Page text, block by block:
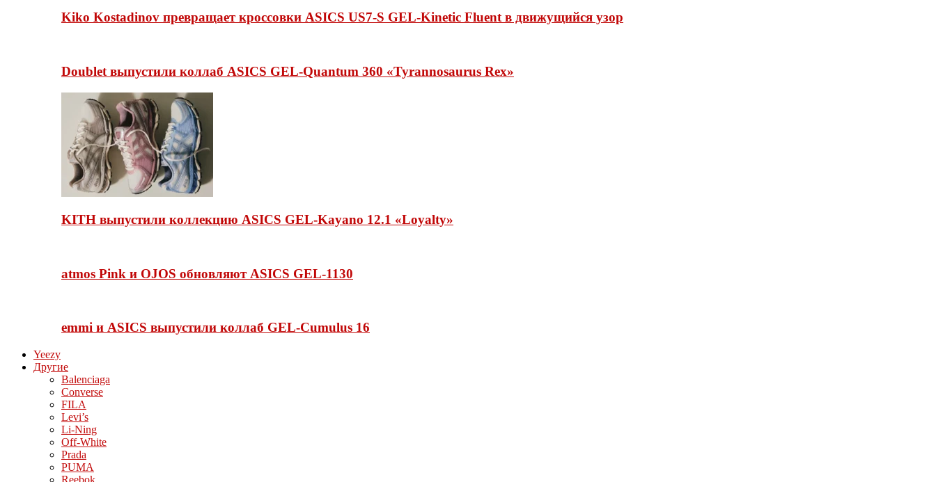
Kiko Kostadinov превращает кроссовки ASICS US7-S GEL-Kinetic Fluent в движущийся узор
Doublet выпустили коллаб ASICS GEL-Quantum 360 «Tyrannosaurus Rex»
KITH выпустили коллекцию ASICS GEL-Kayano 12.1 «Loyalty»
atmos Pink и OJOS обновляют ASICS GEL-1130
emmi и ASICS выпустили коллаб GEL-Cumulus 16
Yeezy
Другие
Balenciaga
Converse
FILA
Levi’s
Li-Ning
Off-White
Prada
PUMA
Reebok